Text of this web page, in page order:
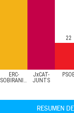
ERC-
SOBIRANISTES
JxCAT-
JUNTS
22
RESUMEN